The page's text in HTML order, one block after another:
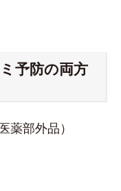
予防の両方
医薬部外品）